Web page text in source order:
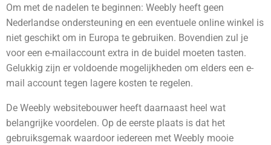
Om met de nadelen te beginnen: Weebly heeft geen
Nederlandse ondersteuning en een eventuele online winkel is
niet geschikt om in Europa te gebruiken. Bovendien zul je
voor een e-mailaccount extra in de buidel moeten tasten.
Gelukkig zijn er voldoende mogelijkheden om elders een e-
mail account tegen lagere kosten te regelen.
De Weebly websitebouwer heeft daarnaast heel wat
belangrijke voordelen. Op de eerste plaats is dat het
gebruiksgemak waardoor iedereen met Weebly mooie